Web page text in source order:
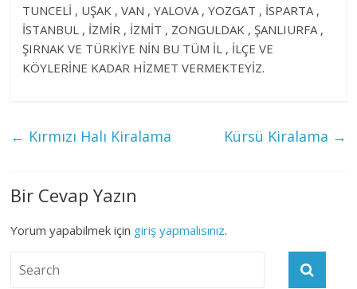
TUNCELİ , UŞAK , VAN , YALOVA , YOZGAT , İSPARTA ,
İSTANBUL , İZMİR , İZMİT , ZONGULDAK , ŞANLIURFA ,
ŞIRNAK VE TÜRKİYE NİN BU TÜM İL , İLÇE VE
KÖYLERİNE KADAR HİZMET VERMEKTEYİZ.
← Kırmızı Halı Kiralama Kürsü Kiralama →
Bir Cevap Yazın
Yorum yapabilmek için giriş yapmalısınız.